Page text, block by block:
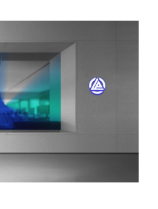
strikt förbud mot